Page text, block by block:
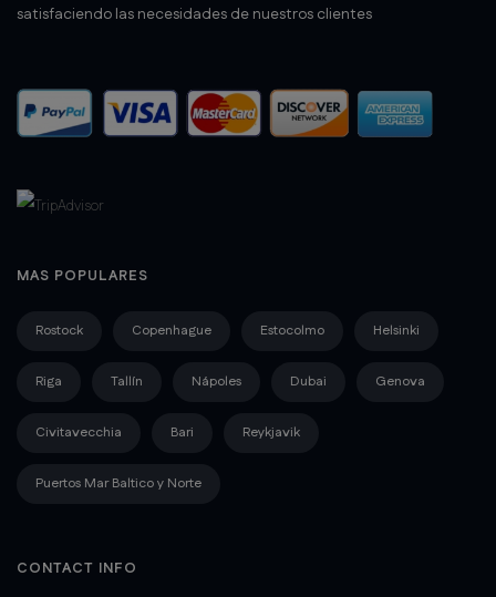
satisfaciendo las necesidades de nuestros clientes
MAS POPULARES
Rostock Copenhague Estocolmo Helsinki
Riga Tallín Nápoles Dubai Genova
Civitavecchia Bari Reykjavik
Puertos Mar Baltico y Norte
CONTACT INFO